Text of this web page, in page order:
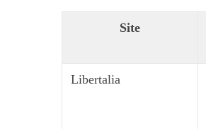
Site
Libertalia